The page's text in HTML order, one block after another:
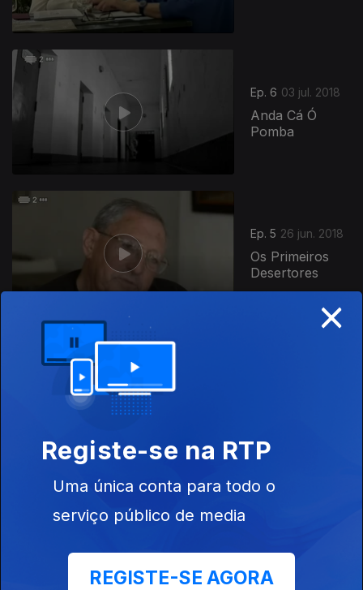
Ep. 6 03 jul. 2018
Anda Cá Ó
Pomba
Ep. 5 26 jun. 2018
Os Primeiros
Desertores
Diálogo
×
Registe-se na RTP
Uma única conta para todo o
serviço público de media
REGISTE-SE AGORA